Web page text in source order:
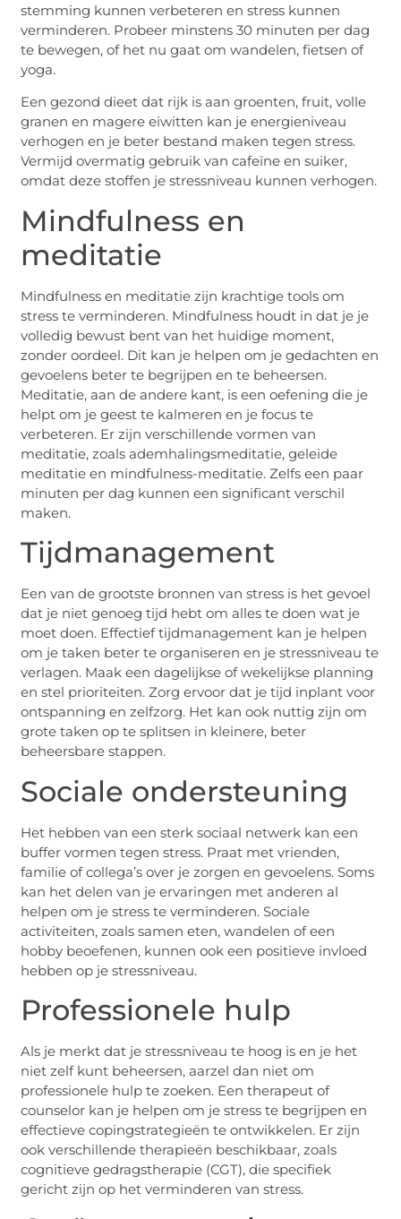
stemming kunnen verbeteren en stress kunnen
verminderen. Probeer minstens 30 minuten per dag
te bewegen, of het nu gaat om wandelen, fietsen of
yoga.
Een gezond dieet dat rijk is aan groenten, fruit, volle
granen en magere eiwitten kan je energieniveau
verhogen en je beter bestand maken tegen stress.
Vermijd overmatig gebruik van cafeïne en suiker,
omdat deze stoffen je stressniveau kunnen verhogen.
Mindfulness en
meditatie
Mindfulness en meditatie zijn krachtige tools om
stress te verminderen. Mindfulness houdt in dat je je
volledig bewust bent van het huidige moment,
zonder oordeel. Dit kan je helpen om je gedachten en
gevoelens beter te begrijpen en te beheersen.
Meditatie, aan de andere kant, is een oefening die je
helpt om je geest te kalmeren en je focus te
verbeteren. Er zijn verschillende vormen van
meditatie, zoals ademhalingsmeditatie, geleide
meditatie en mindfulness-meditatie. Zelfs een paar
minuten per dag kunnen een significant verschil
maken.
Tijdmanagement
Een van de grootste bronnen van stress is het gevoel
dat je niet genoeg tijd hebt om alles te doen wat je
moet doen. Effectief tijdmanagement kan je helpen
om je taken beter te organiseren en je stressniveau te
verlagen. Maak een dagelijkse of wekelijkse planning
en stel prioriteiten. Zorg ervoor dat je tijd inplant voor
ontspanning en zelfzorg. Het kan ook nuttig zijn om
grote taken op te splitsen in kleinere, beter
beheersbare stappen.
Sociale ondersteuning
Het hebben van een sterk sociaal netwerk kan een
buffer vormen tegen stress. Praat met vrienden,
familie of collega’s over je zorgen en gevoelens. Soms
kan het delen van je ervaringen met anderen al
helpen om je stress te verminderen. Sociale
activiteiten, zoals samen eten, wandelen of een
hobby beoefenen, kunnen ook een positieve invloed
hebben op je stressniveau.
Professionele hulp
Als je merkt dat je stressniveau te hoog is en je het
niet zelf kunt beheersen, aarzel dan niet om
professionele hulp te zoeken. Een therapeut of
counselor kan je helpen om je stress te begrijpen en
effectieve copingstrategieën te ontwikkelen. Er zijn
ook verschillende therapieën beschikbaar, zoals
cognitieve gedragstherapie (CGT), die specifiek
gericht zijn op het verminderen van stress.